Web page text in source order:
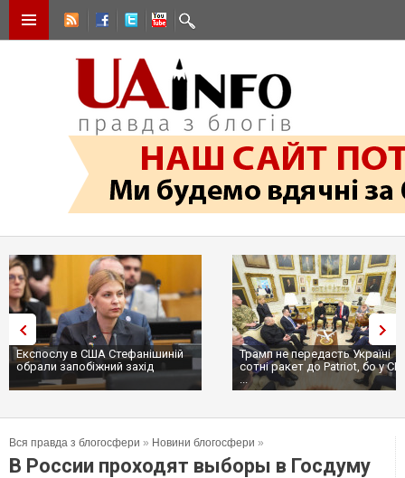
Експослу в США Стефанішиній
обрали запобіжний захід
Трамп не передасть Україні
сотні ракет до Patriot, бо у
...
Вся правда з блогосфери » Новини блогосфери »
В России проходят выборы в Госдуму